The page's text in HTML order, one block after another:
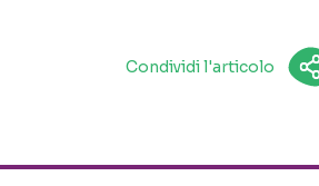
Condividi l'articolo